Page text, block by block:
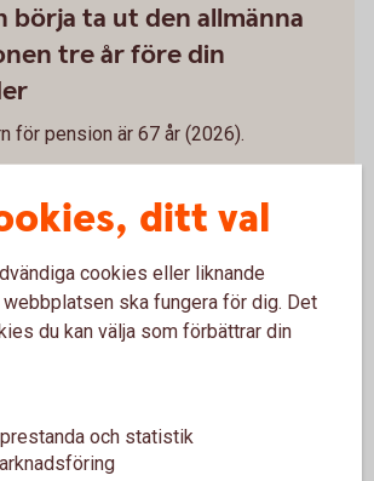
börja ta ut den allmänna
tre år före din
för pension är 67 år (2026).
börjar ta ut den kan du ändra och
inte ta ut hela
ut 25, 50, 75 eller 100 procent.
fortsätta jobba heltid och
ditt val
cookies eller liknande
ska fungera för dig. Det
du kan välja som förbättrar din
och statistik